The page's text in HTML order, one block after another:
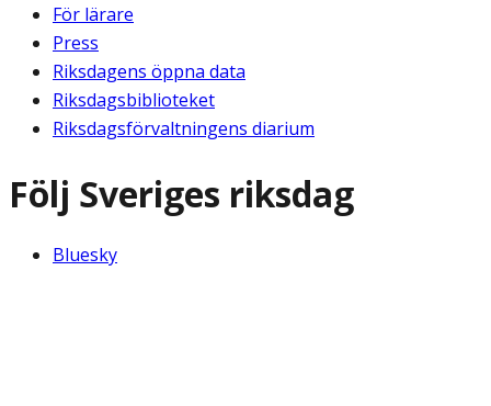
För lärare
Press
Riksdagens öppna data
Riksdagsbiblioteket
Riksdagsförvaltningens diarium
Följ Sveriges riksdag
Bluesky